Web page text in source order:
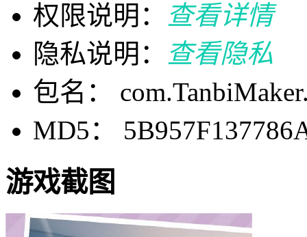
权限说明：
查看详情
隐私说明：
查看隐私
包名：
MD5：
游戏截图